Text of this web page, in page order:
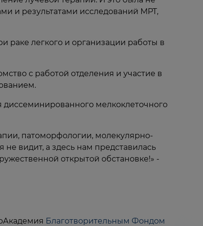
и результатами исследований МРТ,
раке легкого и организации работы в
с работой отделения и участие в
мелкоклеточного
патоморфологии, молекулярно-
видит, а здесь нам представилась
открытой обстановке!» -
Благотворительным Фондом